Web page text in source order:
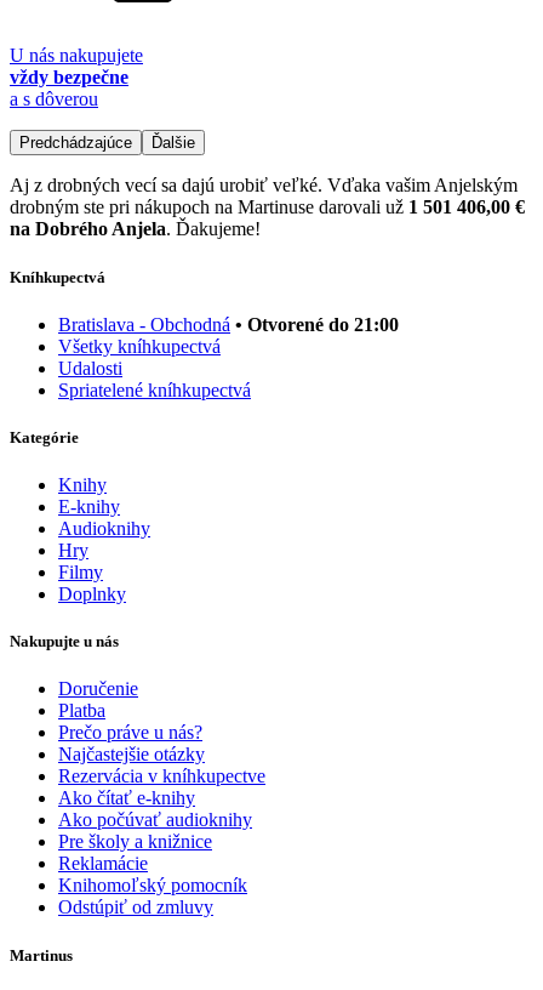
U nás nakupujete
vždy bezpečne
a s dôverou
Predchádzajúce Ďalšie
Aj z drobných vecí sa dajú urobiť veľké. Vďaka vašim Anjelským
drobným ste pri nákupoch na Martinuse darovali už 1 501 406,00 €
na Dobrého Anjela. Ďakujeme!
Kníhkupectvá
Bratislava - Obchodná • Otvorené do 21:00
Všetky kníhkupectvá
Udalosti
Spriatelené kníhkupectvá
Kategórie
Knihy
E-knihy
Audioknihy
Hry
Filmy
Doplnky
Nakupujte u nás
Doručenie
Platba
Prečo práve u nás?
Najčastejšie otázky
Rezervácia v kníhkupectve
Ako čítať e-knihy
Ako počúvať audioknihy
Pre školy a knižnice
Reklamácie
Knihomoľský pomocník
Odstúpiť od zmluvy
Martinus